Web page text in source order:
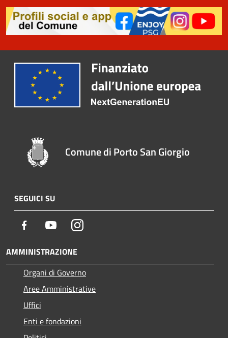
Comune di Porto San Giorgio
SEGUICI SU
Facebook YoutubeInstagram
AMMINISTRAZIONE
Organi di Governo
Aree Amministrative
Uffici
Enti e fondazioni